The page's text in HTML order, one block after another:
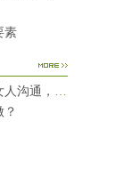
素
出现问题时，男人不愿跟女人沟通，怎么破？